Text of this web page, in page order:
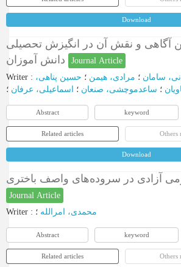
Download
آگاهی و نقش آن در انگیزش تحصیلی
Journal Article
Writer : سامان ؛ مرادی، هیمن ؛ حسین پناهی،
؛ ساعدموچشی، صنعان ؛ اسماعیلی، عرفان ؛
Abstract keyword
Related articles Others
Download
آزادی در سروده‌های واصف باختری
Journal Article
Writer : محمدی، امرالله ؛
Abstract keyword
Related articles Others